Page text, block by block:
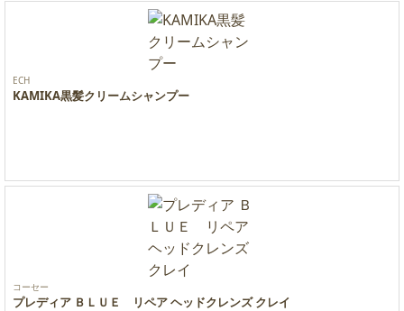
ECH
KAMIKA黒髪クリームシャンプー
コーセー
プレディア ＢＬＵＥ リペア ヘッドクレンズ クレイ